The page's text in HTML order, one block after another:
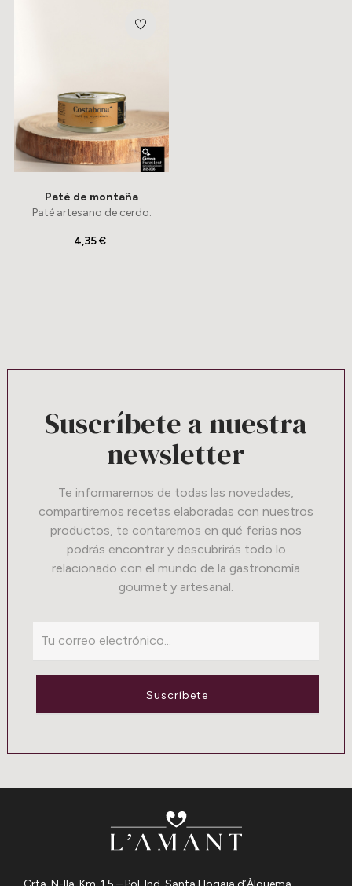
Paté de montaña
Paté artesano de cerdo.
4,35 €
Suscríbete a nuestra
newsletter
Te informaremos de todas las novedades,
compartiremos recetas elaboradas con nuestros
productos, te contaremos en qué ferias nos
podrás encontrar y descubrirás todo lo
relacionado con el mundo de la gastronomía
gourmet y artesanal.
Suscríbete